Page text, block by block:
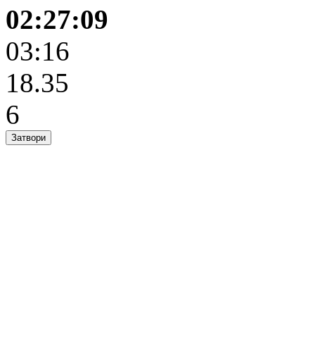
02:27:09
03:16
18.35
6
Затвори